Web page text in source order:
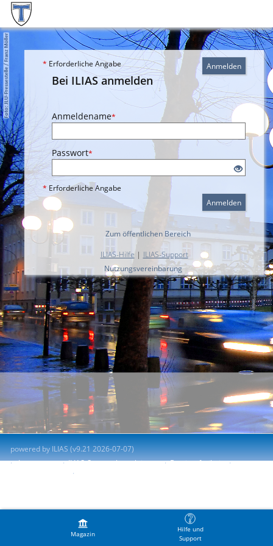
Magazin
Hilfe und
Support
Anmelden
* Erforderliche Angabe
Bei ILIAS anmelden
Anmeldename*
Passwort*
* Erforderliche Angabe
Anmelden
Zum öffentlichen Bereich
ILIAS-Hilfe| ILIAS-Support
Nutzungsvereinbarung
powered by ILIAS (v9.21 2026-07-07)
Impressum
ILIAS-Support kontaktieren
Barrierefreiheit